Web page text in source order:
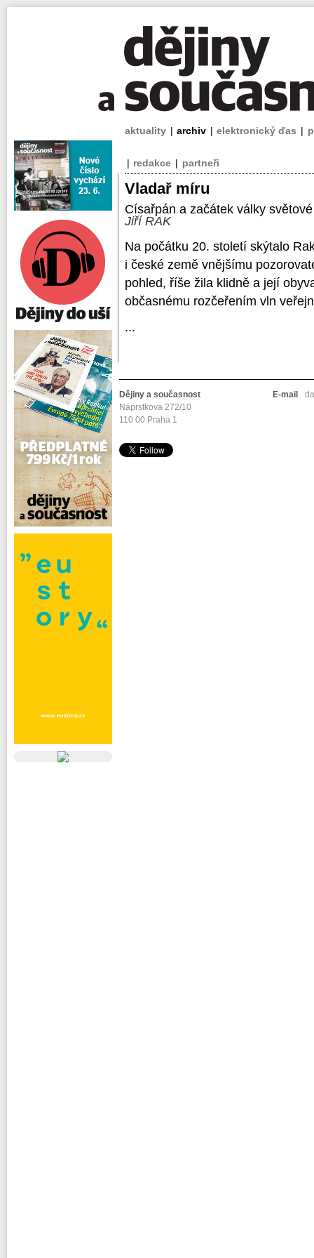
aktuality | archiv | elektronický ďas |
| redakce | partneři
Vladař míru
Císařpán a začátek války světové
Jiří RAK
Na počátku 20. století skýtalo
i české země vnějšímu
pohled, říše žila klidně a její
občasnému rozčeřením vln
...
Dějiny a současnost
Náprstkova 272/10
110 00 Praha 1
E-mail